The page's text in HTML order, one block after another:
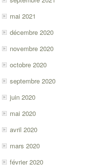
mai 2021
décembre 2020
novembre 2020
octobre 2020
septembre 2020
juin 2020
mai 2020
avril 2020
mars 2020
février 2020